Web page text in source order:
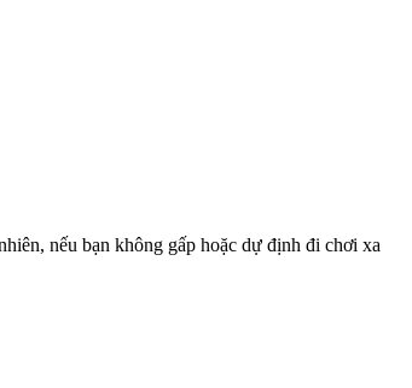
nếu bạn không gấp hoặc dự định đi chơi xa